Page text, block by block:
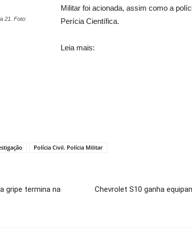
21. Foto:
Militar foi acionada, assim como a
Perícia Científica.
Leia mais:
Polícia Civil. Polícia Militar
gripe termina na
Chevrolet S10 ganha